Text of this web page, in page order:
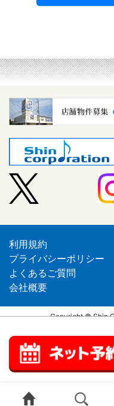
利用規約
プライバシーポリシー
よくあるご質問
会社概要
Copyright © Shin